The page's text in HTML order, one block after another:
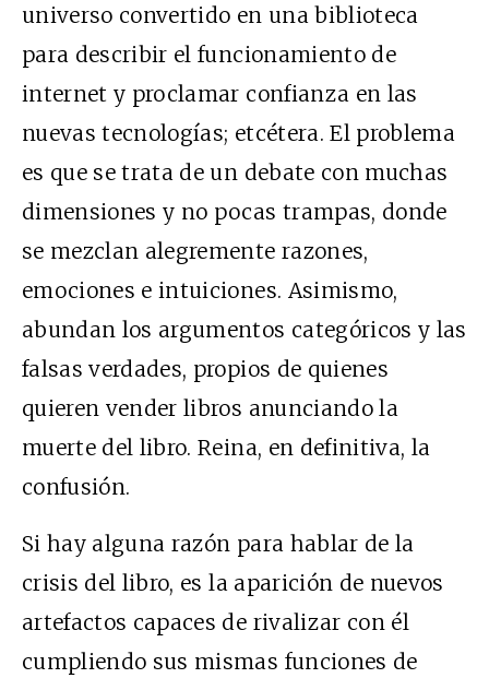
universo convertido en una biblioteca
para describir el funcionamiento de
internet y proclamar confianza en las
nuevas tecnologías; etcétera. El problema
es que se trata de un debate con muchas
dimensiones y no pocas trampas, donde
se mezclan alegremente razones,
emociones e intuiciones. Asimismo,
abundan los argumentos categóricos y las
falsas verdades, propios de quienes
quieren vender libros anunciando la
muerte del libro. Reina, en definitiva, la
confusión.
Si hay alguna razón para hablar de la
crisis del libro, es la aparición de nuevos
artefactos capaces de rivalizar con él
cumpliendo sus mismas funciones de